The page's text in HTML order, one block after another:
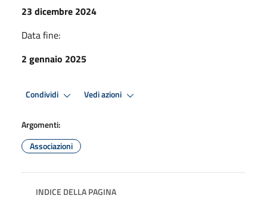
23 dicembre 2024
Data fine:
2 gennaio 2025
Condividi Vedi azioni
Argomenti:
Associazioni
INDICE DELLA PAGINA